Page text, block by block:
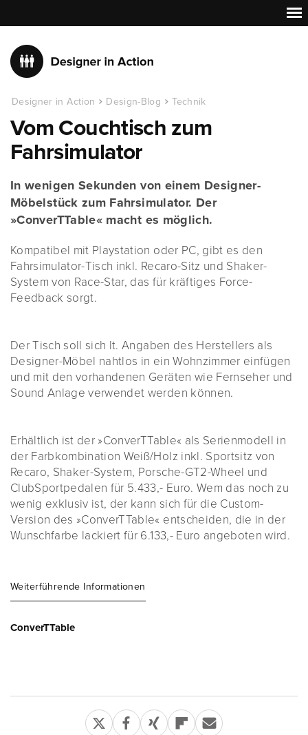
Designer in Action Design-Blog Technik
Vom Couchtisch zum
Fahrsimulator
In wenigen Sekunden von einem Designer-
Möbelstück zum Fahrsimulator. Der
»ConverTTable« macht es möglich.
Kompatibel mit Playstation oder PC, gibt es den
Fahrsimulator-Tisch inkl. Recaro-Sitz und Shaker-
System von Race-Star, das für kräftiges Force-
Feedback sorgt.
Der Tisch soll sich lt. Angaben des Herstellers als
Designer-Möbel nahtlos in ein Wohnzimmer einfügen
und mit den vorhandenen Geräten wie Fernseher und
Sound Anlage verwendet werden können.
Erhältlich ist der »ConverTTable« als Serienmodell in
der Farbkombination Weiß/Holz inkl. Sportsitz von
Recaro, Shaker-System, Porsche-GT2-Wheel und
ClubSportpedalen für 5.433,- Euro. Wem das noch zu
wenig exklusiv ist, der kann sich für die Custom-
Version des »ConverTTable« entscheiden, die in der
Wunschfarbe lackiert für 6.133,- Euro angeboten wird.
Weiterführende Informationen
ConverTTable